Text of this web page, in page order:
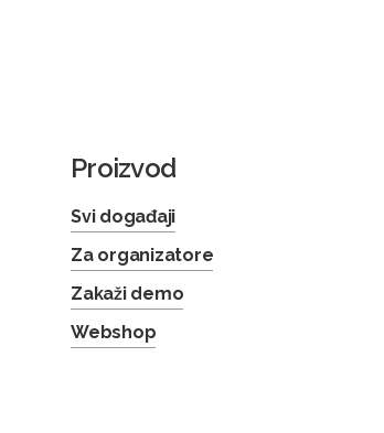
Proizvod
Svi događaji
Za organizatore
Zakaži demo
Webshop